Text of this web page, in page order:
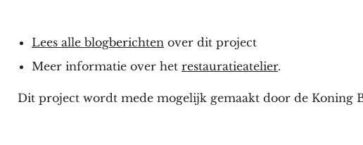
Lees alle blogberichten over dit project
Meer informatie over het restauratieatelier.
Dit project wordt mede mogelijk gemaakt door de Koning